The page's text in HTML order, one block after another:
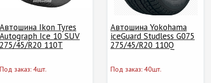
Автошина Ikon Tyres
Autograph Ice 10 SUV
275/45/R20 110T
Под заказ: 4шт.
Автошина Yokohama
iceGuard Studless G075
275/45/R20 110Q
Под заказ: 40шт.